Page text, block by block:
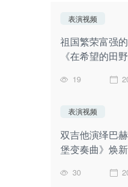
表演视频
祖国繁荣富强
《在希望的田野
19
表演视频
双吉他演绎巴
堡变奏曲》焕
30